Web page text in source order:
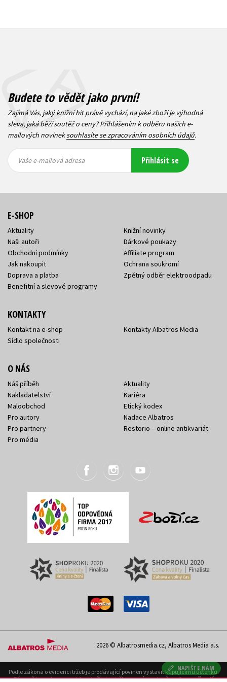
NAPIŠTE NÁM
Budete to vědět jako první!
Zajímá Vás, jaký knižní hit právě vychází, na jaké zboží je výhodná
sleva, jaká běží soutěž o ceny? Přihlášením k odběru našich e-
mailových novineksouhlasíte se zpracováním osobních údajů.
mailová
mailová
Vaše e-mailová adresa Přihlásit se
E-SHOP
Aktuality
Naši autoři
Obchodní podmínky
Jak nakoupit
Doprava a platba
Benefitní a slevové programy
Knižní novinky
Dárkové poukazy
Affiliate program
Ochrana soukromí
Zpětný odběr elektroodpadu
KONTAKTY
Kontakt na e-shop
Sídlo společnosti
Kontakty Albatros Media
O NÁS
Náš příběh
Nakladatelství
Maloobchod
Pro autory
Pro partnery
Pro média
Aktuality
Kariéra
Etický kodex
Nadace Albatros
Restorio – online antikvariát
2026 © Albatrosmedia.cz, Albatros Media a.s.
Podle zákona o evidenci tržeb je prodávající povinen vystavit kupujícímu účtenku.
Zároveň je povinen zaevidovat přijatou tržbu u správce daně on-line; v případě